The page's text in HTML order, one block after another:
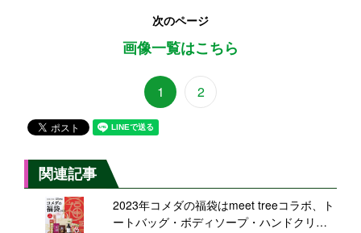
次のページ
画像一覧はこちら
1 2
関連記事
2023年コメダの福袋はmeet treeコラボ、ト
ートバッグ・ボディソープ・ハンドクリー